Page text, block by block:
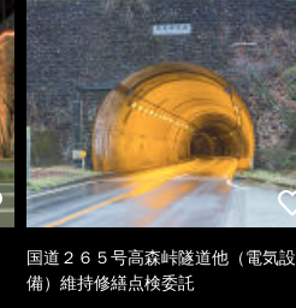
国道２６５号高森峠隧道他（電気設
備）維持修繕点検委託